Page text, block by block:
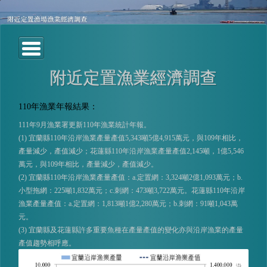
附近定置漁業經濟調查
110年漁業年報結果：
111年9月漁業署更新110年漁業統計年報。
(1) 宜蘭縣110年沿岸漁業產量產值5,343噸5億4,915萬元，與109年相比，
產量減少，產值減少；花蓮縣110年沿岸漁業產量產值2,145噸，1億5,546
萬元，與109年相比，產量減少，產值減少。
(2) 宜蘭縣110年沿岸漁業產量產值：a.定置網：3,324噸2億1,093萬元；b.
小型拖網：225噸1,832萬元；c.刺網：473噸3,722萬元。花蓮縣110年沿岸
漁業產量產值：a.定置網：1,813噸1億2,280萬元；b.刺網：91噸1,043萬
元。
(3) 宜蘭縣及花蓮縣許多重要魚種在產量產值的變化亦與沿岸漁業的產量
產值趨勢相呼應。